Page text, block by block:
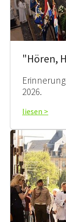
"Hören,
2026.
liesen >